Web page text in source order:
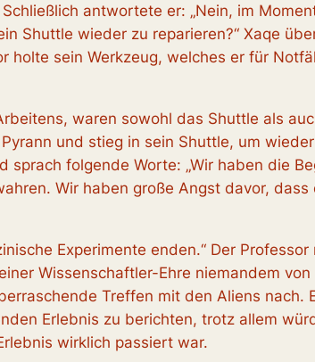
antwortete er: „Nein, im
Shuttle wieder zu reparieren?“ Xaqe
holte sein Werkzeug, welches er für
waren sowohl das Shuttle als
und stieg in sein Shuttle, um
folgende Worte: „Wir haben die
Wir haben große Angst davor,
Experimente enden.“ Der
Wissenschaftler-Ehre niemandem
Treffen mit den Aliens nach.
Erlebnis zu berichten, trotz allem
wirklich passiert war.